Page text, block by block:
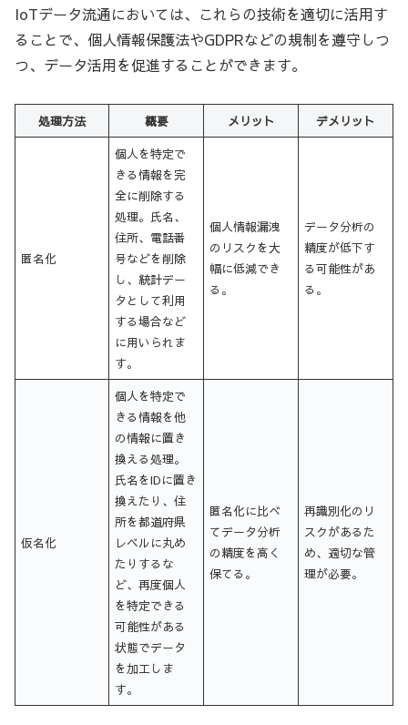
IoTデータ流通においては、これらの技術を適切に活用す
ることで、個人情報保護法やGDPRなどの規制を遵守しつ
つ、データ活用を促進することができます。
処理方法 概要 メリット デメリット
匿名化
個人を特定で
きる情報を完
全に削除する
処理。氏名、
住所、電話番
号などを削除
し、統計デー
タとして利用
する場合など
に用いられま
す。
個人情報漏洩
のリスクを大
幅に低減でき
る。
データ分析の
精度が低下す
る可能性があ
る。
仮名化
個人を特定で
きる情報を他
の情報に置き
換える処理。
氏名をIDに置き
換えたり、住
所を都道府県
レベルに丸め
たりするな
ど、再度個人
を特定できる
可能性がある
状態でデータ
を加工しま
す。
匿名化に比べ
てデータ分析
の精度を高く
保てる。
再識別化のリ
スクがあるた
め、適切な管
理が必要。